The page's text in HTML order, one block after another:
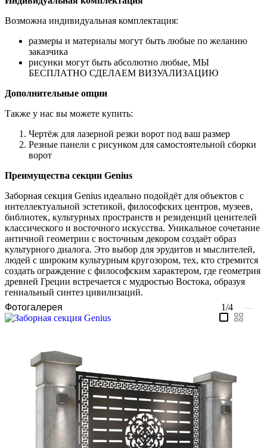
Возможна индивидуальная комплектация:
размеры и материалы могут быть любые по желанию
заказчика
рисунки могут быть абсолютно любые, МЫ
БЕСПЛАТНО СДЕЛАЕМ ВИЗУАЛИЗАЦИЮ
Дополнительные опции
Также у нас вы можете купить:
Чертёж для лазерной резки ворот под ваш размер
Резные панели с рисунком для самостоятельной сборки
ворот
Преимущества секции Genius
Заборная секция Genius идеально подойдёт для объектов с
интеллектуальной эстетикой, философских центров, музеев,
библиотек, культурных пространств и резиденций ценителей
классического и восточного искусства. Уникальное сочетание
античной геометрии с восточным декором создаёт образ
культурного диалога. Это выбор для эрудитов и мыслителей,
людей с широким культурным кругозором, тех, кто стремится
создать ограждение с философским характером, где геометрия
древней Греции встречается с мудростью Востока, образуя
гениальный синтез цивилизаций.
Фотогалерея
1/4 —